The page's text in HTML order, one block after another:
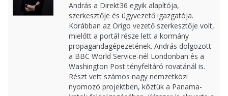
András a Direkt36 egyik alapítója,
szerkesztője és ügyvezető igazgatója.
Korábban az Origo vezető szerkesztője volt,
mielőtt a portál része lett a kormány
propagandagépezetének. András dolgozott
a BBC World Service-nél Londonban és a
Washington Post tényfeltáró rovatánál is.
Részt vett számos nagy nemzetközi
nyomozó projektben, köztük a Panama-